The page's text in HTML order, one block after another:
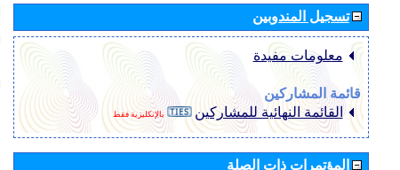
تسجيل المندوبين
معلومات مفيدة
قائمة المشاركين
القائمة النهائية للمشاركين
بالإنكليزية فقط
المؤتمرات ذات الصلة